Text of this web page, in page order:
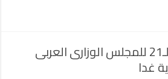
مصر ترأس اجتماع الـ21 للمجلس الوزارى العربى
غدا